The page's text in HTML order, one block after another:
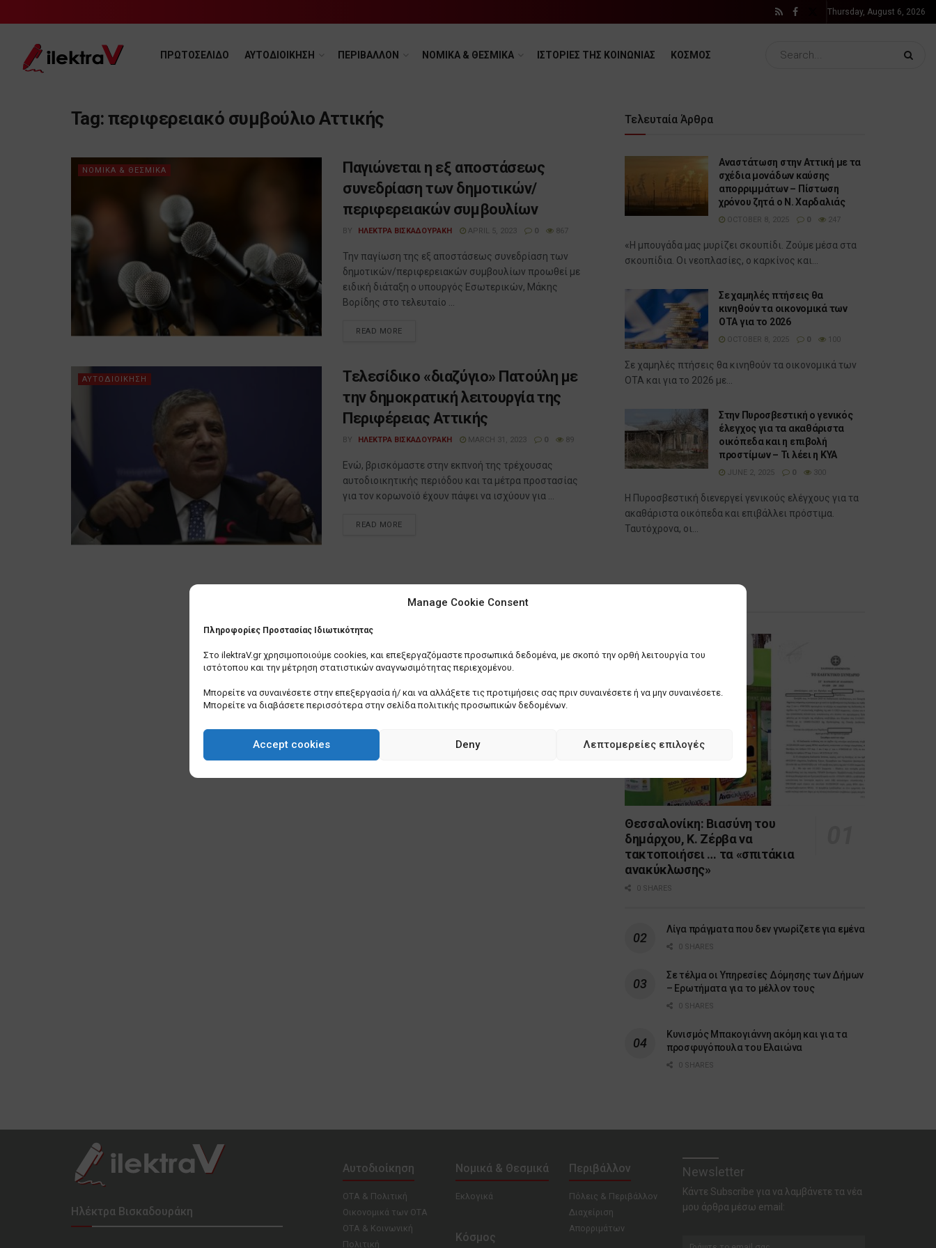
Manage Cookie Consent
Πληροφορίες Προστασίας Ιδιωτικότητας
Στο ilektraV.gr χρησιμοποιούμε cookies, και επεξεργαζόμαστε προσωπικά δεδομένα, με σκοπό την ορθή λειτουργία του
ιστότοπου και την μέτρηση στατιστικών αναγνωσιμότητας περιεχομένου.
Μπορείτε να συναινέσετε στην επεξεργασία ή/ και να αλλάξετε τις προτιμήσεις σας πριν συναινέσετε ή να μην συναινέσετε.
Μπορείτε να διαβάσετε περισσότερα στην σελίδα πολιτικής προσωπικών δεδομένων.
Accept cookies Deny Λεπτομερείες επιλογές
Thursday, August 6, 2026
ΠΡΩΤΟΣΕΛΙΔΟ ΑΥΤΟΔΙΟΙΚΗΣΗ ΠΕΡΙΒΑΛΛΟΝ ΝΟΜΙΚΑ & ΘΕΣΜΙΚΑ ΙΣΤΟΡΙΕΣ ΤΗΣ ΚΟΙΝΩΝΙΑΣ ΚΟΣΜΟΣ
Tag:περιφερειακό συμβούλιο Αττικής
ΝΟΜΙΚΑ & ΘΕΣΜΙΚΑ
Παγιώνεται η εξ αποστάσεως
συνεδρίαση των δημοτικών/
περιφερειακών συμβουλίων
BY ΗΛΕΚΤΡΑ ΒΙΣΚΑΔΟΥΡΑΚΗ APRIL 5, 2023 0 867
Την παγίωση της εξ αποστάσεως συνεδρίαση των
δημοτικών/περιφερειακών συμβουλίων προωθεί με
ειδική διάταξη ο υπουργός Εσωτερικών, Μάκης
Βορίδης στο τελευταίο ...
READ MORE
ΑΥΤΟΔΙΟΙΚΗΣΗ
Τελεσίδικο «διαζύγιο» Πατούλη με
την δημοκρατική λειτουργία της
Περιφέρειας Αττικής
BY ΗΛΕΚΤΡΑ ΒΙΣΚΑΔΟΥΡΑΚΗ MARCH 31, 2023 0 89
Ενώ, βρισκόμαστε στην εκπνοή της τρέχουσας
αυτοδιοικητικής περιόδου και τα μέτρα προστασίας
για τον κορωνοϊό έχουν πάψει να ισχύουν για ...
READ MORE
Τελευταία Άρθρα
Αναστάτωση στην Αττική με τα
σχέδια μονάδων καύσης
απορριμμάτων – Πίστωση
χρόνου ζητά ο Ν. Χαρδαλιάς
OCTOBER 8, 2025 0 247
«Η μπουγάδα μας μυρίζει σκουπίδι. Ζούμε μέσα στα
σκουπίδια. Οι νεοπλασίες, ο καρκίνος και...
Σε χαμηλές πτήσεις θα
κινηθούν τα οικονομικά των
ΟΤΑ για το 2026
OCTOBER 8, 2025 0 100
Σε χαμηλές πτήσεις θα κινηθούν τα οικονομικά των
ΟΤΑ και για το 2026 με...
Στην Πυροσβεστική ο γενικός
έλεγχος για τα ακαθάριστα
οικόπεδα και η επιβολή
προστίμων – Τι λέει η ΚΥΑ
JUNE 2, 2025 0 300
Η Πυροσβεστική διενεργεί γενικούς ελέγχους για τα
ακαθάριστα οικόπεδα και επιβάλλει πρόστιμα.
Ταυτόχρονα, οι...
Θεσσαλονίκη: Βιασύνη του
δημάρχου, Κ. Ζέρβα να
τακτοποιήσει … τα «σπιτάκια
ανακύκλωσης»
0 SHARES
Λίγα πράγματα που δεν γνωρίζετε για εμένα
0 SHARES
Σε τέλμα οι Υπηρεσίες Δόμησης των Δήμων
– Ερωτήματα για το μέλλον τους
0 SHARES
Κυνισμός Μπακογιάννη ακόμη και για τα
προσφυγόπουλα του Ελαιώνα
0 SHARES
Ηλέκτρα Βισκαδουράκη
Αυτοδιοίκηση
ΟΤΑ & Πολιτική
Οικονομικά των ΟΤΑ
ΟΤΑ & Κοινωνική
Πολιτική
Νομικά & Θεσμικά
Εκλογικά
Κόσμος
Περιβάλλον
Πόλεις & Περιβάλλον
Διαχείριση
Απορριμάτων
Newsletter
Κάντε Subscribe για να λαμβάνετε τα νέα
μου άρθρα μέσω email: